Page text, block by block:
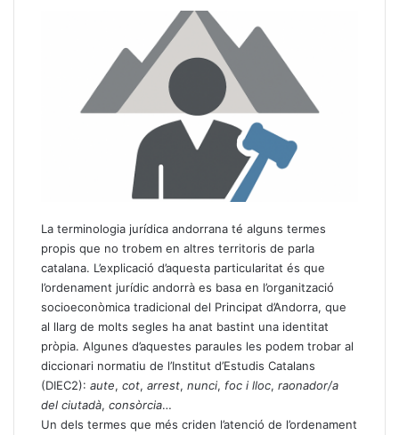
La terminologia jurídica andorrana té alguns termes
propis que no trobem en altres territoris de parla
catalana. L’explicació d’aquesta particularitat és que
l’ordenament jurídic andorrà es basa en l’organització
socioeconòmica tradicional del Principat d’Andorra, que
al llarg de molts segles ha anat bastint una identitat
pròpia. Algunes d’aquestes paraules les podem trobar al
diccionari normatiu de l’Institut d’Estudis Catalans
(DIEC2): aute, cot, arrest, nunci, foc i lloc, raonador/a
del ciutadà, consòrcia…
Un dels termes que més criden l’atenció de l’ordenament